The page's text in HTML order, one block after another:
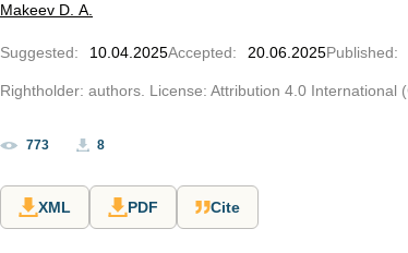
Makeev D. A.
Suggested: 10.04.2025Accepted: 20.06.2025Published:
Rightholder: authors. License: Attribution 4.0 International
773 8
XML PDF Cite